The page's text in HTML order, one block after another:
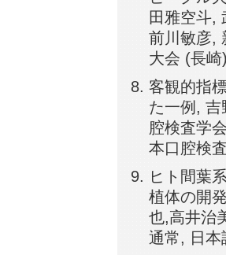
田雅空斗,
前川敏彦,
大会 (長
客観的指
た一例,
腔検査学
本口腔検
ヒト間葉
植体の開
也,高井治
通常, 日本